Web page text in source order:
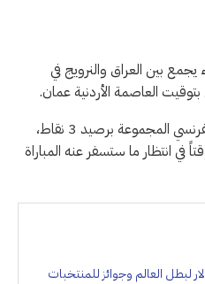
بين العراق والنرويج في
العاصمة الأردنية عمان.
وبهذه النتيجة، يتصدر المنتخب الفرنسي المجموعة برصيد 3 نقاط،
في انتظار ما ستسفر عنه المباراة
50 مليون دولار لبطل العالم وجوائز للمنتخبات